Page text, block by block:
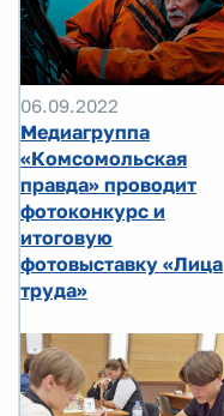
06.09.2022
Медиагруппа
«Комсомольская
правда» проводит
фотоконкурс и
итоговую
фотовыставку «Лица
труда»